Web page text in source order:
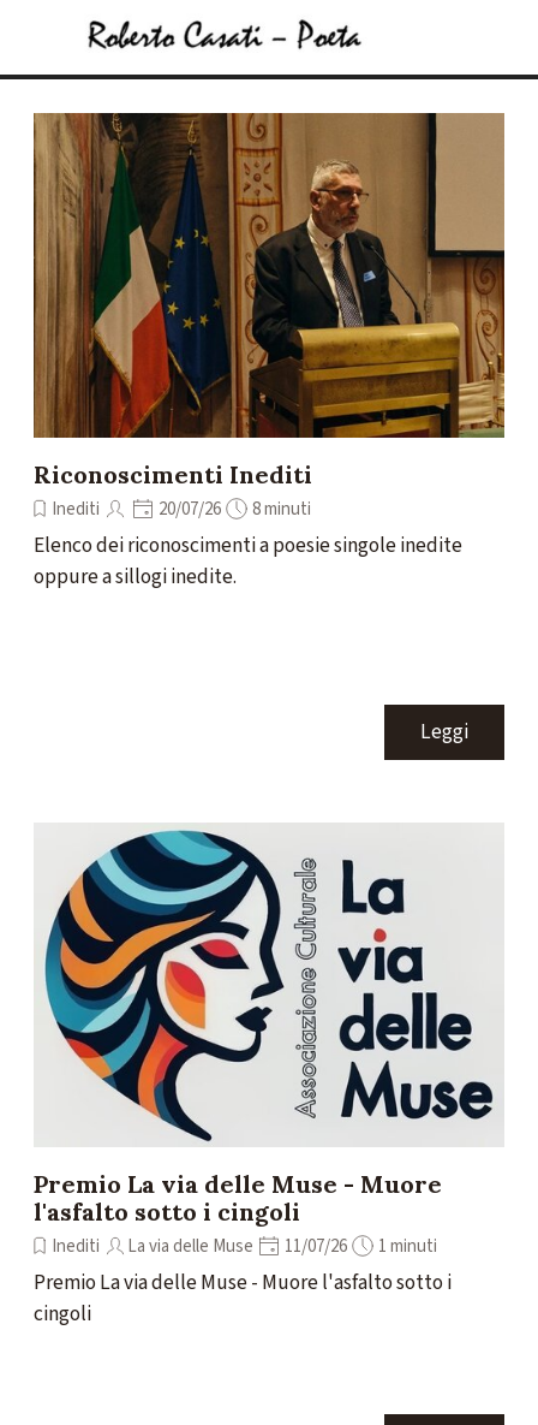
Salta menù
Riconoscimenti Inediti
Inediti 20/07/26 8 minuti
Elenco dei riconoscimenti a poesie singole inedite
oppure a sillogi inedite.
Leggi
Premio La via delle Muse - Muore
l'asfalto sotto i cingoli
Inediti La via delle Muse 11/07/26 1 minuti
Premio La via delle Muse - Muore l'asfalto sotto i
cingoli